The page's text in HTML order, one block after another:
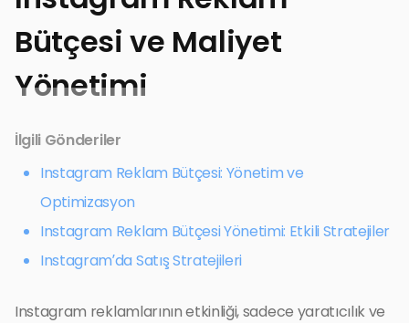
Bütçesi ve Maliyet
Yönetimi
İlgili Gönderiler
Instagram Reklam Bütçesi: Yönetim ve
Optimizasyon
Instagram Reklam Bütçesi Yönetimi: Etkili Stratejiler
Instagram’da Satış Stratejileri
Instagram reklamlarının etkinliği, sadece yaratıcılık ve